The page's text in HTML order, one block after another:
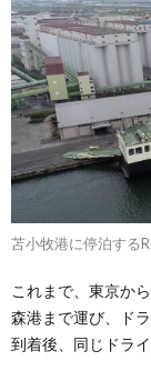
苫小牧港に停泊する
これまで、東京か
森港まで運び、ド
到着後、同じドラ